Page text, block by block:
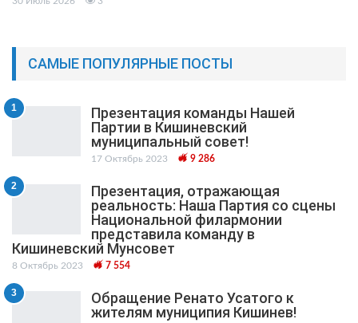
САМЫЕ ПОПУЛЯРНЫЕ ПОСТЫ
1
Презентация команды Нашей
Партии в Кишиневский
муниципальный cовет!
17 Октябрь 2023 9 286
2
Презентация, отражающая
реальность: Наша Партия со сцены
Национальной филармонии
представила команду в
Кишиневский Мунсовет
8 Октябрь 2023 7 554
3
Обращение Ренато Усатого к
жителям муниципия Кишинев!